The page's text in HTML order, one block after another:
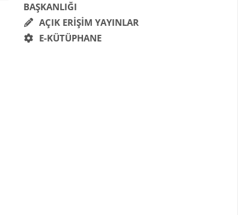
BAŞKANLIĞI
AÇIK ERIŞIM YAYINLAR
E-KÜTÜPHANE